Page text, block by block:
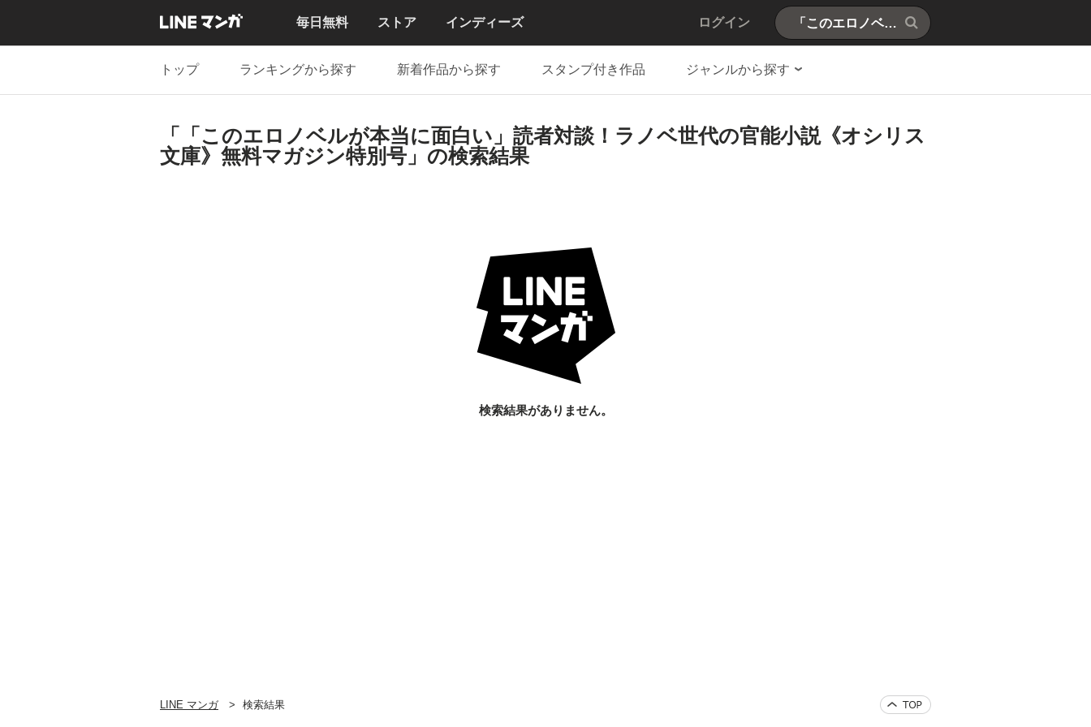
毎日無料 ストア インディーズ ログイン
トップ ランキングから探す 新着作品から探す スタンプ付き作品 ジャンルから探す
「「このエロノベルが本当に面白い」読者対談！ラノベ世代の官能小説《オシリス
文庫》無料マガジン特別号」の検索結果
検索結果がありません。
LINE マンガ 検索結果